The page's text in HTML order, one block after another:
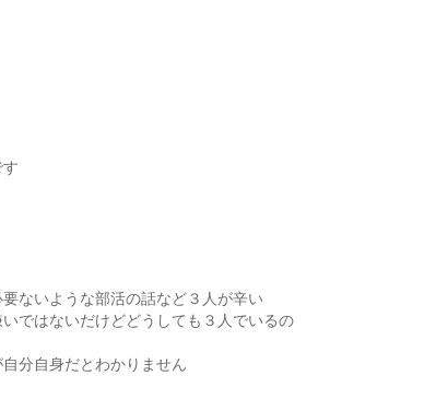
ないような部活の話など３人が辛い
ではないだけどどうしても３人でいるの
分自身だとわかりません